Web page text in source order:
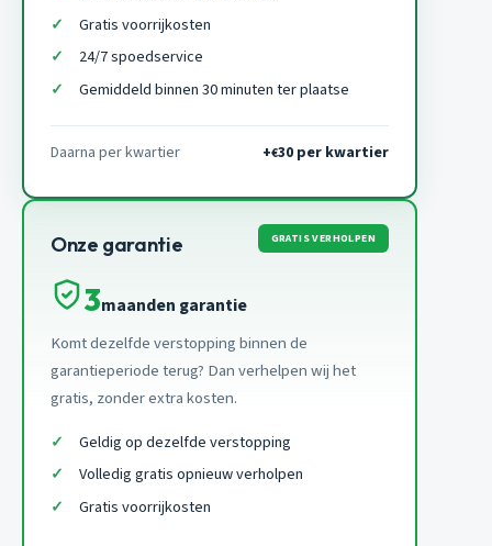
Gratis voorrijkosten
24/7 spoedservice
Gemiddeld binnen 30 minuten ter plaatse
Daarna per kwartier +€30 per kwartier
Onze garantie GRATIS VERHOLPEN
3maanden garantie
Komt dezelfde verstopping binnen de
garantieperiode terug? Dan verhelpen wij het
gratis, zonder extra kosten.
Geldig op dezelfde verstopping
Volledig gratis opnieuw verholpen
Gratis voorrijkosten